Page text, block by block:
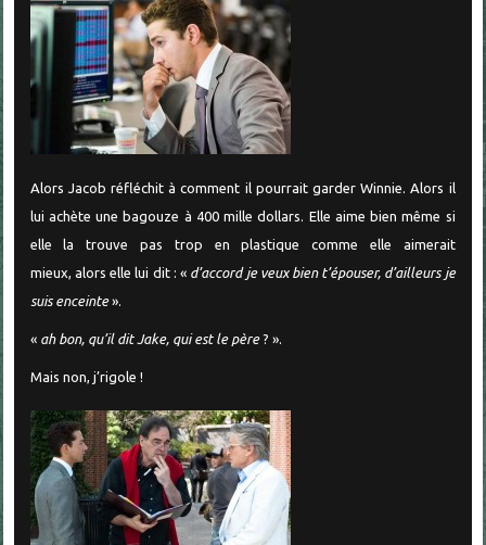
Alors Jacob réfléchit à comment il pourrait garder Winnie. Alors il
lui achète une bagouze à 400 mille dollars. Elle aime bien même si
elle la trouve pas trop en plastique comme elle aimerait
mieux, alors elle lui dit : « d’accord je veux bien t’épouser, d’ailleurs je
suis enceinte».
« ah bon, qu’il dit Jake, qui est le père? ».
Mais non, j’rigole !